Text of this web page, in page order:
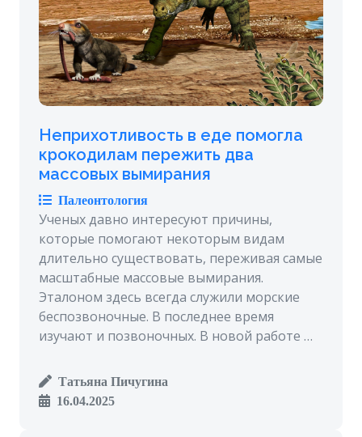
Неприхотливость в еде помогла
крокодилам пережить два
массовых вымирания
Палеонтология
Ученых давно интересуют причины,
которые помогают некоторым видам
длительно существовать, переживая самые
масштабные массовые вымирания.
Эталоном здесь всегда служили морские
беспозвоночные. В последнее время
изучают и позвоночных. В новой работе …
Татьяна Пичугина
16.04.2025